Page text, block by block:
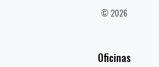
© 2026
Oficinas